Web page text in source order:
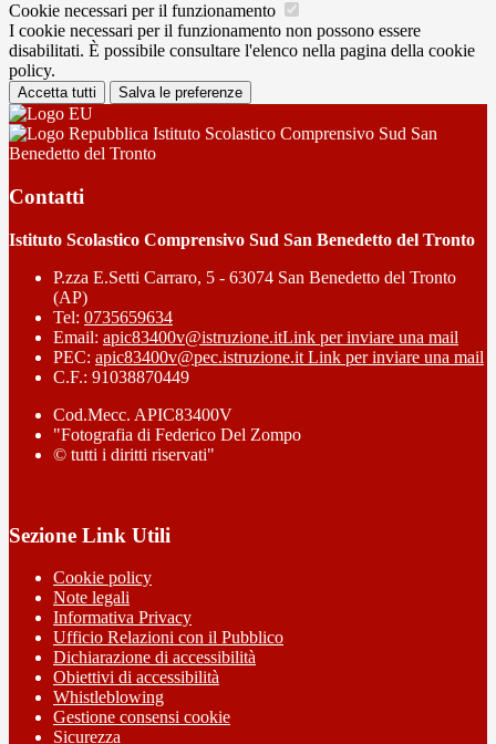
Cookie necessari per il funzionamento
I cookie necessari per il funzionamento non possono essere
disabilitati. È possibile consultare l'elenco nella pagina della cookie
policy.
Accetta tutti Salva le preferenze
Istituto Scolastico Comprensivo Sud San
Benedetto del Tronto
Contatti
Istituto Scolastico Comprensivo Sud San Benedetto del Tronto
P.zza E.Setti Carraro, 5 - 63074 San Benedetto del Tronto
(AP)
Tel: 0735659634
Email: apic83400v@istruzione.itLink per inviare una mail
PEC: apic83400v@pec.istruzione.it Link per inviare una mail
C.F.: 91038870449
Cod.Mecc. APIC83400V
"Fotografia di Federico Del Zompo
© tutti i diritti riservati"
Sezione Link Utili
Cookie policy
Note legali
Informativa Privacy
Ufficio Relazioni con il Pubblico
Dichiarazione di accessibilità
Obiettivi di accessibilità
Whistleblowing
Gestione consensi cookie
Sicurezza